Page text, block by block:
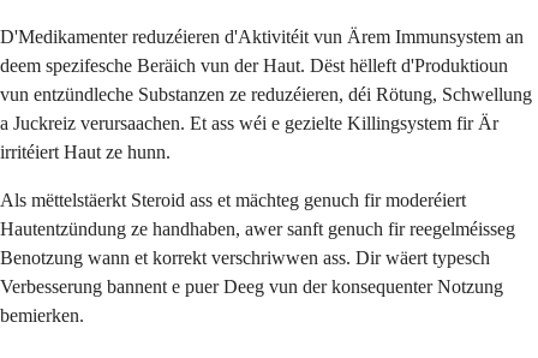
D'Medikamenter reduzéieren d'Aktivitéit vun Ärem Immunsystem an
deem spezifesche Beräich vun der Haut. Dëst hëlleft d'Produktioun
vun entzündleche Substanzen ze reduzéieren, déi Rötung, Schwellung
a Juckreiz verursaachen. Et ass wéi e gezielte Killingsystem fir Är
irritéiert Haut ze hunn.
Als mëttelstäerkt Steroid ass et mächteg genuch fir moderéiert
Hautentzündung ze handhaben, awer sanft genuch fir reegelméisseg
Benotzung wann et korrekt verschriwwen ass. Dir wäert typesch
Verbesserung bannent e puer Deeg vun der konsequenter Notzung
bemierken.